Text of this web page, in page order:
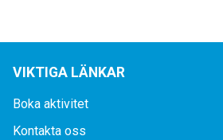
VIKTIGA LÄNKAR
Boka aktivitet
Kontakta oss